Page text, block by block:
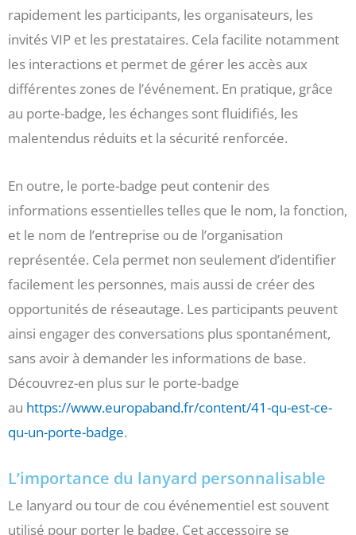
rapidement les participants, les organisateurs, les
invités VIP et les prestataires. Cela facilite notamment
les interactions et permet de gérer les accès aux
différentes zones de l’événement. En pratique, grâce
au porte-badge, les échanges sont fluidifiés, les
malentendus réduits et la sécurité renforcée.
En outre, le porte-badge peut contenir des
informations essentielles telles que le nom, la fonction,
et le nom de l’entreprise ou de l’organisation
représentée. Cela permet non seulement d’identifier
facilement les personnes, mais aussi de créer des
opportunités de réseautage. Les participants peuvent
ainsi engager des conversations plus spontanément,
sans avoir à demander les informations de base.
Découvrez-en plus sur le porte-badge
au https://www.europaband.fr/content/41-qu-est-ce-
qu-un-porte-badge.
L’importance du lanyard personnalisable
Le lanyard ou tour de cou événementiel est souvent
utilisé pour porter le badge. Cet accessoire se